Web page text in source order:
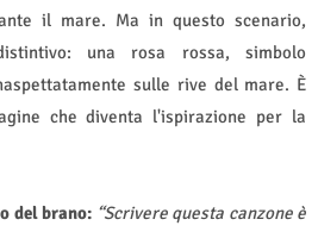
il mare. Ma in questo scenario,
una rosa rossa, simbolo
sulle rive del mare. È
che diventa l'ispirazione per la
del brano: “Scrivere questa canzone è